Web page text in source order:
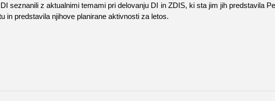
seznanili z aktualnimi temami pri delovanju DI in ZDIS, ki sta jim jih predstavila
in predstavila njihove planirane aktivnosti za letos.